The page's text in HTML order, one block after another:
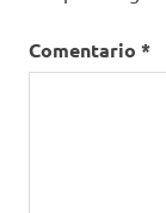
Comentario *